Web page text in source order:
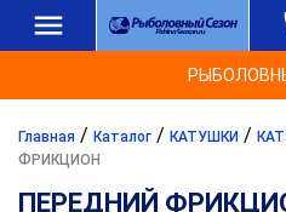
Главная / Каталог / КАТУШКИ /
ФРИКЦИОН
ПЕРЕДНИЙ